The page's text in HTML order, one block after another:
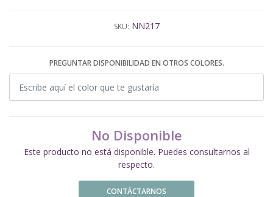
SKU: NN217
PREGUNTAR DISPONIBILIDAD EN OTROS COLORES.
No Disponible
Este producto no está disponible. Puedes consultarnos al
respecto.
CONTÁCTARNOS